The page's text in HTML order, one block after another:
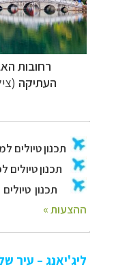
רחובות
העתיקה
ליג'יאנג – עיר